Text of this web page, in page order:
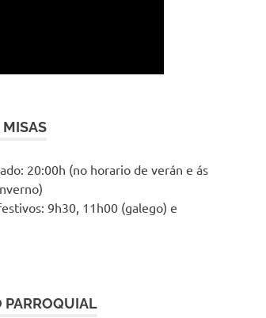
MISAS
20:00h (no horario de verán e ás
9h30, 11h00 (galego) e
PARROQUIAL